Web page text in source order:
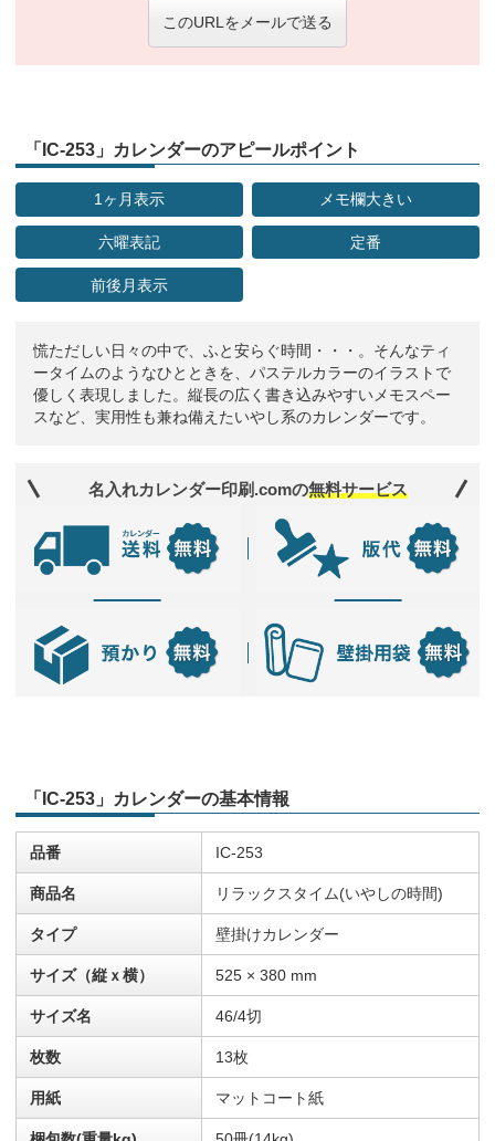
このURLをメールで送る
「IC-253」カレンダーのアピールポイント
1ヶ月表示 メモ欄大きい
六曜表記 定番
前後月表示
慌ただしい日々の中で、ふと安らぐ時間・・・。そんなティ
ータイムのようなひとときを、パステルカラーのイラストで
優しく表現しました。縦長の広く書き込みやすいメモスペー
スなど、実用性も兼ね備えたいやし系のカレンダーです。
名入れカレンダー印刷.comの無料サービス
「IC-253」カレンダーの基本情報
品番 IC-253
商品名 リラックスタイム(いやしの時間)
タイプ 壁掛けカレンダー
サイズ（縦ｘ横） 525 × 380 mm
サイズ名 46/4切
枚数 13枚
用紙 マットコート紙